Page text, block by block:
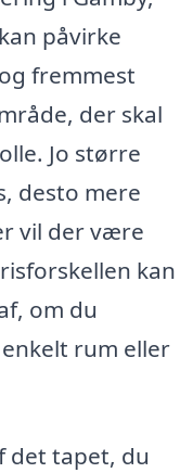
påvirke
fremmest
der skal
Jo større
desto mere
vil der være
kan
om du
rum eller
det tapet, du